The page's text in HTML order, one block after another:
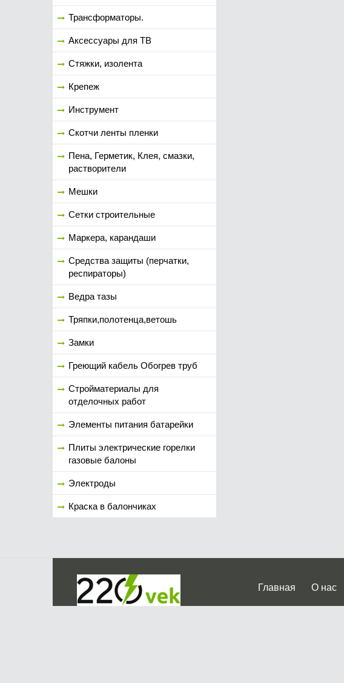
Трансформаторы.
Аксессуары для ТВ
Стяжки, изолента
Крепеж
Инструмент
Скотчи ленты пленки
Пена, Герметик, Клея, смазки,
растворители
Мешки
Сетки строительные
Маркера, карандаши
Средства защиты (перчатки,
респираторы)
Ведра тазы
Тряпки,полотенца,ветошь
Замки
Греющий кабель Обогрев труб
Стройматериалы для
отделочных работ
Элементы питания батарейки
Плиты электрические горелки
газовые балоны
Электроды
Краска в балончиках
Главная О нас